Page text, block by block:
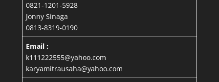
0821-1201-5928
Jonny Sinaga
0813-8319-0190
Email :
k111222555@yahoo.com
karyamitrausaha@yahoo.com